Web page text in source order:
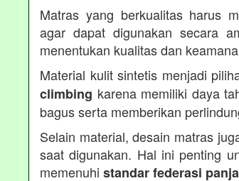
Matras yang berkualitas harus
agar dapat digunakan secara
menentukan kualitas dan
Material kulit sintetis menjadi
climbing karena memiliki daya
bagus serta memberikan
Selain material, desain matras
saat digunakan. Hal ini penting
memenuhi standar federasi